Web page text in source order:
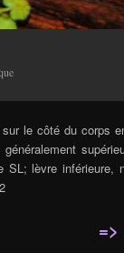
le côté du corps
lèvre inférieure,